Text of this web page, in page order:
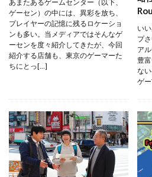
あまたあるゲームセンター（以下、
ゲーセン）の中には、異彩を放ち、
プレイヤーの記憶に残るロケーショ
ンも多い。当メディアではそんなゲ
ーセンを度々紹介してきたが、今回
紹介する店舗も、東京のゲーマーた
ちにとっ[…]
い
プ
ア
豊
な
ゲ